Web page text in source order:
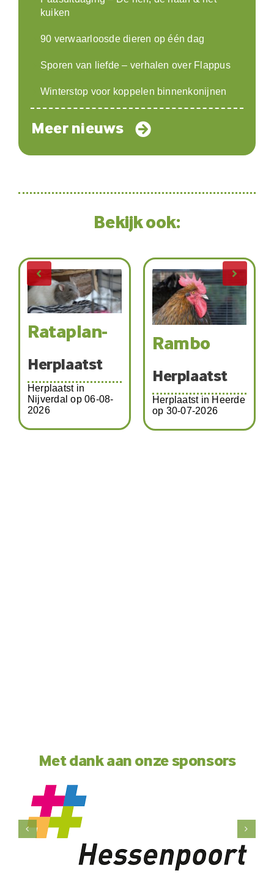
kuiken
90 verwaarloosde dieren op één dag
Sporen van liefde – verhalen over Flappus
Winterstop voor koppelen binnenkonijnen
Meer nieuws
Bekijk ook:
Rataplan-
Herplaatst
Herplaatst in
Nijverdal op 06-08-
2026
Rambo
Herplaatst
Herplaatst in Heerde
op 30-07-2026
Met dank aan onze sponsors